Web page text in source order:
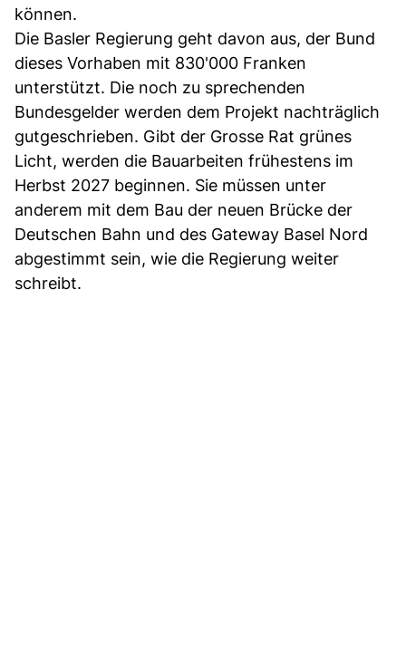
können.
Die Basler Regierung geht davon aus, der Bund
dieses Vorhaben mit 830'000 Franken
unterstützt. Die noch zu sprechenden
Bundesgelder werden dem Projekt nachträglich
gutgeschrieben. Gibt der Grosse Rat grünes
Licht, werden die Bauarbeiten frühestens im
Herbst 2027 beginnen. Sie müssen unter
anderem mit dem Bau der neuen Brücke der
Deutschen Bahn und des Gateway Basel Nord
abgestimmt sein, wie die Regierung weiter
schreibt.